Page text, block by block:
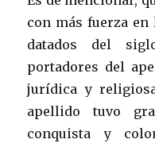
con más fuerza
datados del
portadores del
jurídica y
apellido tuvo
conquista y